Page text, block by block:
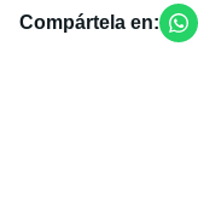
Compártela en: